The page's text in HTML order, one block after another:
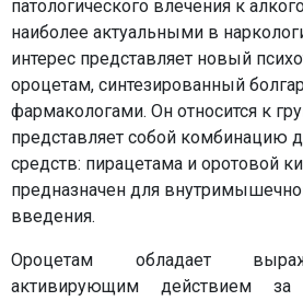
патологического влечения к
наиболее актуальными в
интерес представляет новый
ороцетам, синтезированный
фармакологами. Он относится к
представляет собой комбинацию
средств: пирацетама и оротовой
предназначен для
введения.
Ороцетам обладает
активирующим действием за